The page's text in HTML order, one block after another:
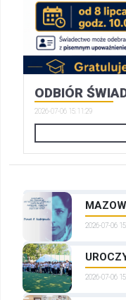
ODBIÓR
2026-07-06 15:11:29
2026-07-06
2026-07-06